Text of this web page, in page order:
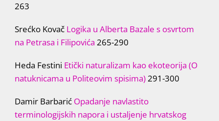
263
Srećko Kovač Logika u Alberta Bazale s osvrtom
na Petrasa i Filipovića 265-290
Heda Festini Etički naturalizam kao ekoteorija (O
natuknicama u Politeovim spisima)291-300
Damir Barbarić Opadanje navlastito
terminologijskih napora i ustaljenje hrvatskog